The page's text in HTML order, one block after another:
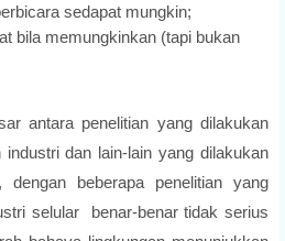
sedapat mungkin;
bila memungkinkan (tapi bukan
antara penelitian yang dilakukan
dan lain-lain yang dilakukan
dengan beberapa penelitian yang
selular benar-benar tidak serius